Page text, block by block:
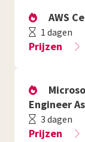
AWS
1 dagen
Prijzen
Engineer
3 dagen
Prijzen